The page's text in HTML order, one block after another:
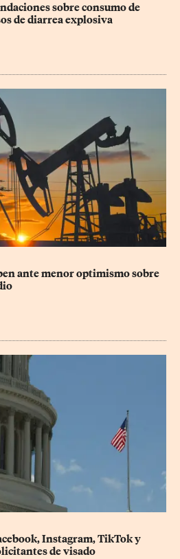
sobre consumo de
de diarrea explosiva
ante menor optimismo sobre
Instagram, TikTok y
de visado